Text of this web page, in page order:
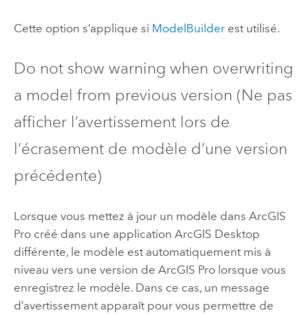
Cette option s’applique si ModelBuilderest utilisé.
Do not show warning when overwriting
a model from previous version (Ne pas
afficher l’avertissement lors de
l’écrasement de modèle d’une version
précédente)
Lorsque vous mettez à jour un modèle dans ArcGIS
Procréé dans une application ArcGIS Desktop
différente, le modèle est automatiquement mis à
niveau vers une version de ArcGIS Prolorsque vous
enregistrez le modèle. Dans ce cas, un message
d’avertissement apparaît pour vous permettre de